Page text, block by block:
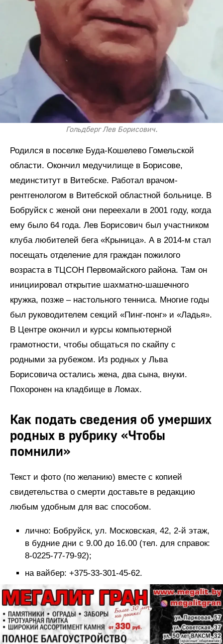
Гольдберг Лев Борисович.
Родился в поселке Буда-Кошелево Гомельской
области. Окончил медучилище в Борисове,
мединститут в Витебске. Работал врачом-
рентгенологом в Витебской областной больнице. В
Бобруйск с женой они переехали в 2001 году, когда
ему было 64 года. Лев Борисович был участником
клуба любителей бега «Крыница». А в 2014-м стал
посещать отделение для граждан пожилого
возраста в ТЦСОН Первомайского района. Там он
инициировал открытие шахматно-шашечного
кружка, позже – настольного тенниса. Многие годы
был руководителем секций «Пинг-понг» и «Ладья».
В Центре окончил и курсы компьютерной
грамотности, чтобы общаться по скайпу с
родными за рубежом. Из родных у Льва
Борисовича остались жена, два сына, внуки.
Похоронен на кладбище в Ломах.
Как подать сведения об умерших
родных в рубрику «Чтобы
помнили»
Текст и фото (по желанию) вместе с копией
свидетельства о смерти доставьте в редакцию
любым удобным для вас способом.
лично: Бобруйск, ул. Московская, 42, 2-й этаж,
в будние дни с 9.00 до 16.00 (тел. для справок:
8-0225-77-79-92);
на вайбер: +375-33-301-45-62.